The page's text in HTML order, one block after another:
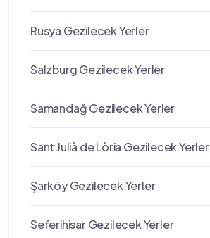
Rusya Gezilecek Yerler
Salzburg Gezilecek Yerler
Samandağ Gezilecek Yerler
Sant Julià de Lòria Gezilecek Yerler
Şarköy Gezilecek Yerler
Seferihisar Gezilecek Yerler